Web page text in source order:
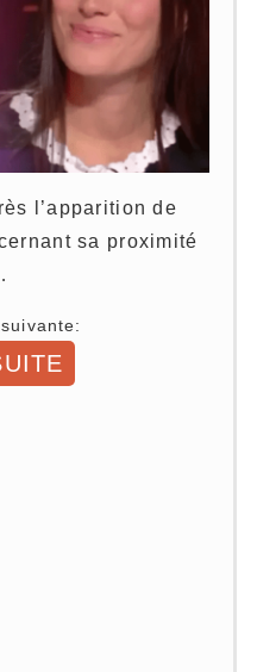
l’apparition de
sa proximité